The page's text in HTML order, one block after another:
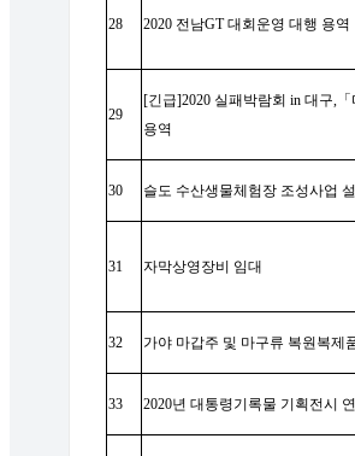
28 2020 전남GT대회운영 대행 용역
29
[긴급]2020 실패박람회 in 대구, 「
용역
30 슬도 수산생물체험장 조성사업
31 자막상영장비 임대
32 가야 마갑주 및 마구류 복원복제
33 2020년 대통령기록물 기획전시